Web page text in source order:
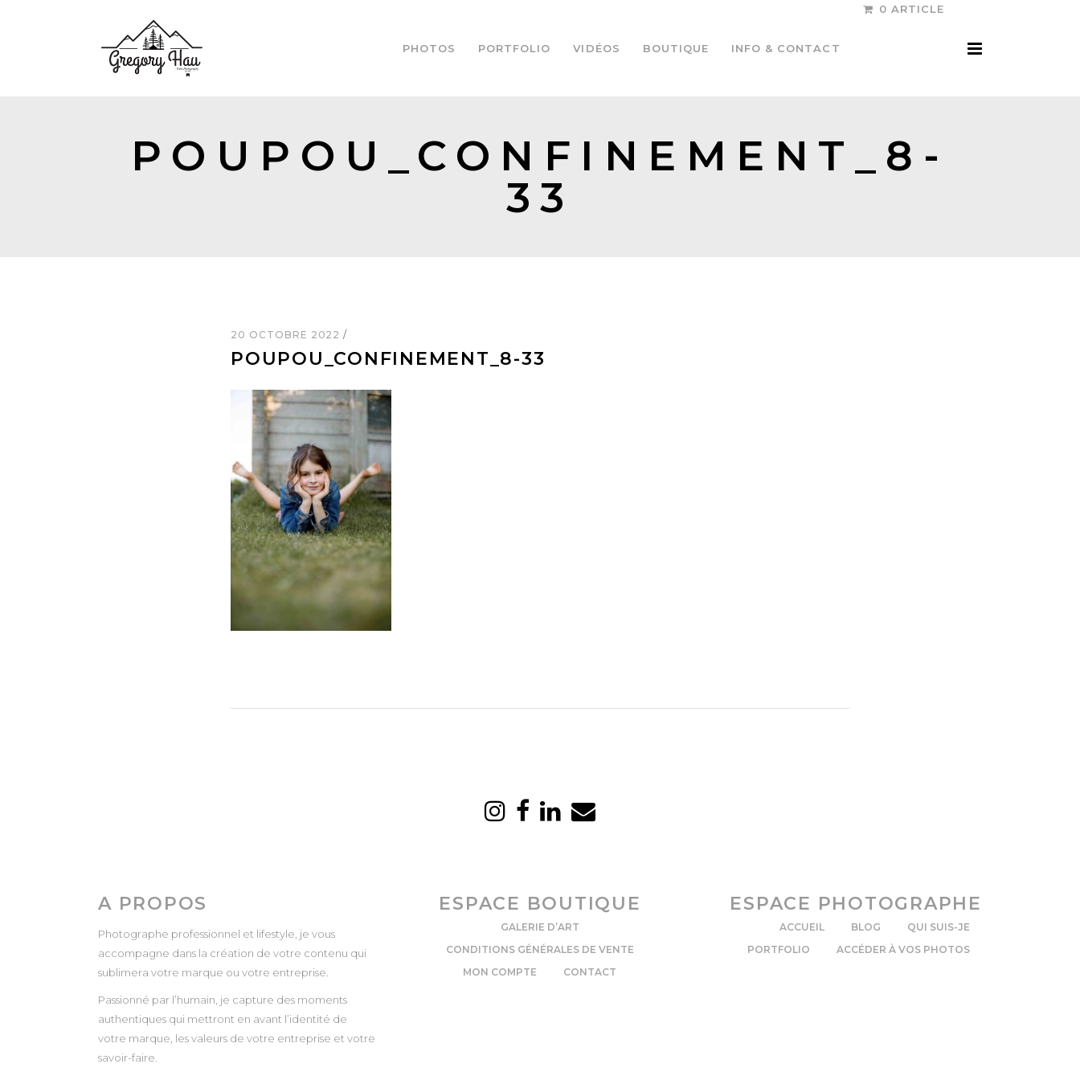
PHOTOS PORTFOLIO VIDÉOS BOUTIQUE INFO & CONTACT
0 ARTICLE
POUPOU_CONFINEMENT_8-
33
20 OCTOBRE 2022
POUPOU_CONFINEMENT_8-33
A PROPOS
Photographe professionnel et lifestyle, je vous
accompagne dans la création de votre contenu qui
sublimera votre marque ou votre entreprise.
Passionné par l’humain, je capture des moments
authentiques qui mettront en avant l’identité de
votre marque, les valeurs de votre entreprise et votre
savoir-faire.
ESPACE BOUTIQUE
GALERIE D’ART
CONDITIONS GÉNÉRALES DE VENTE
MON COMPTE
CONTACT
ESPACE PHOTOGRAPHE
ACCUEIL BLOG
QUI SUIS-JE
PORTFOLIO
ACCÉDER À VOS PHOTOS